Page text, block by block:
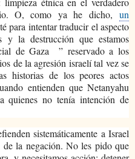
O, como ya he dicho, un
para intentar traducir el aspecto
y la destrucción que estamos
de Gaza
” reservado a los
de la agresión israelí tal vez se
historias de los peores actos
entienden que Netanyahu
quienes no tenía intención de
sistemáticamente a Israel
de la negación. No les pido que